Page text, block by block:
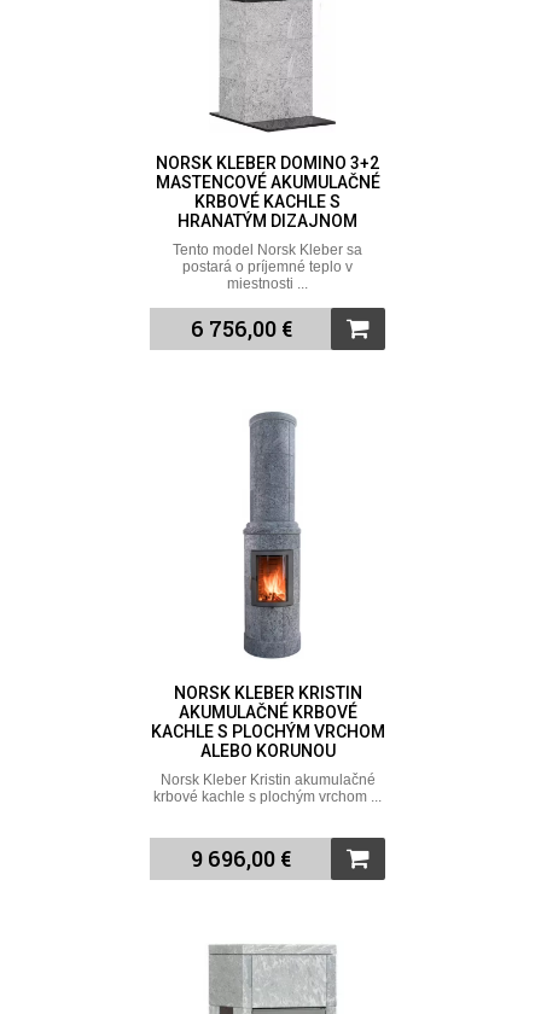
NORSK KLEBER DOMINO 3+2
MASTENCOVÉ AKUMULAČNÉ
KRBOVÉ KACHLE S
HRANATÝM DIZAJNOM
Tento model Norsk Kleber sa
postará o príjemné teplo v
miestnosti ...
6 756,00 €
NORSK KLEBER KRISTIN
AKUMULAČNÉ KRBOVÉ
KACHLE S PLOCHÝM VRCHOM
ALEBO KORUNOU
Norsk Kleber Kristin akumulačné
krbové kachle s plochým vrchom ...
9 696,00 €